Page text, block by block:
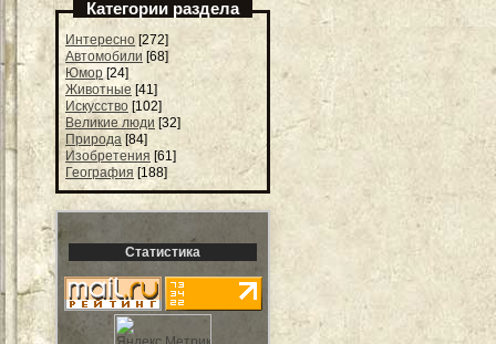
Категории раздела
Интересно [272]
Автомобили [68]
Юмор [24]
Животные [41]
Искусство [102]
Великие люди [32]
Природа [84]
Изобретения [61]
География [188]
Статистика